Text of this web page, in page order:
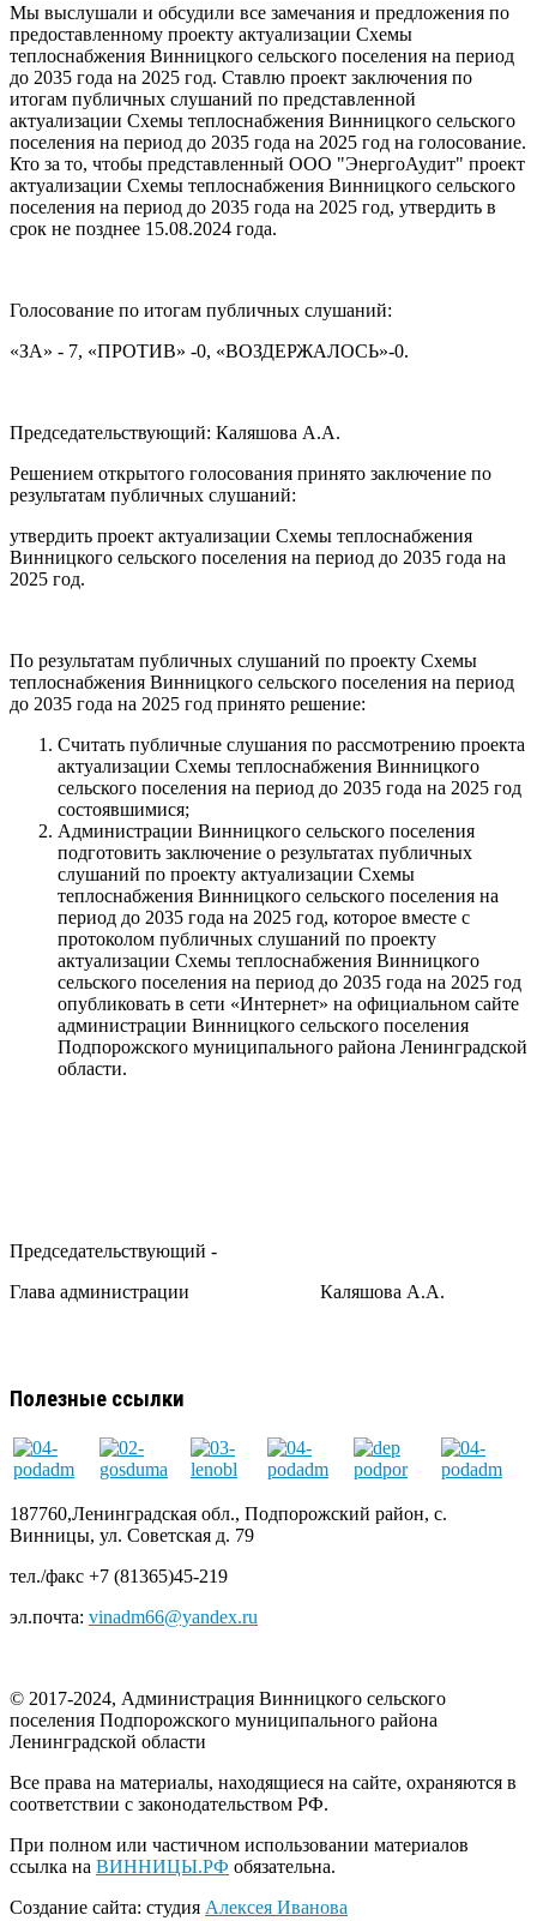
Мы выслушали и обсудили все замечания и предложения по
предоставленному проекту актуализации Схемы
теплоснабжения Винницкого сельского поселения на период
до 2035 года на 2025 год. Ставлю проект заключения по
итогам публичных слушаний по представленной
актуализации Схемы теплоснабжения Винницкого сельского
поселения на период до 2035 года на 2025 год на голосование.
Кто за то, чтобы представленный ООО "ЭнергоАудит" проект
актуализации Схемы теплоснабжения Винницкого сельского
поселения на период до 2035 года на 2025 год, утвердить в
срок не позднее 15.08.2024 года.
Голосование по итогам публичных слушаний:
«ЗА» - 7, «ПРОТИВ» -0, «ВОЗДЕРЖАЛОСЬ»-0.
Председательствующий: Каляшова А.А.
Решением открытого голосования принято заключение по
результатам публичных слушаний:
утвердить проект актуализации Схемы теплоснабжения
Винницкого сельского поселения на период до 2035 года на
2025 год.
По результатам публичных слушаний по проекту Схемы
теплоснабжения Винницкого сельского поселения на период
до 2035 года на 2025 год принято решение:
Считать публичные слушания по рассмотрению проекта
актуализации Схемы теплоснабжения Винницкого
сельского поселения на период до 2035 года на 2025 год
состоявшимися;
Администрации Винницкого сельского поселения
подготовить заключение о результатах публичных
слушаний по проекту актуализации Схемы
теплоснабжения Винницкого сельского поселения на
период до 2035 года на 2025 год, которое вместе с
протоколом публичных слушаний по проекту
актуализации Схемы теплоснабжения Винницкого
сельского поселения на период до 2035 года на 2025 год
опубликовать в сети «Интернет» на официальном сайте
администрации Винницкого сельского поселения
Подпорожского муниципального района Ленинградской
области.
Председательствующий -
Глава администрации
Каляшова А.А.
Полезные ссылки
187760,Ленинградская обл., Подпорожский район, с.
Винницы, ул. Советская д. 79
тел./факс +7 (81365)45-219
эл.почта: vinadm66@yandex.ru
© 2017-2024, Администрация Винницкого сельского
поселения Подпорожского муниципального района
Ленинградской области
Все права на материалы, находящиеся на сайте, охраняются в
соответствии с законодательством РФ.
При полном или частичном использовании материалов
ссылка на ВИННИЦЫ.РФ обязательна.
Создание сайта: студия Алексея Иванова